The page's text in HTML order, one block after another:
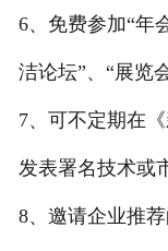
6、免费参加“年
洁论坛”、“展览
7、可不定期在
发表署名技术或
8、邀请企业推